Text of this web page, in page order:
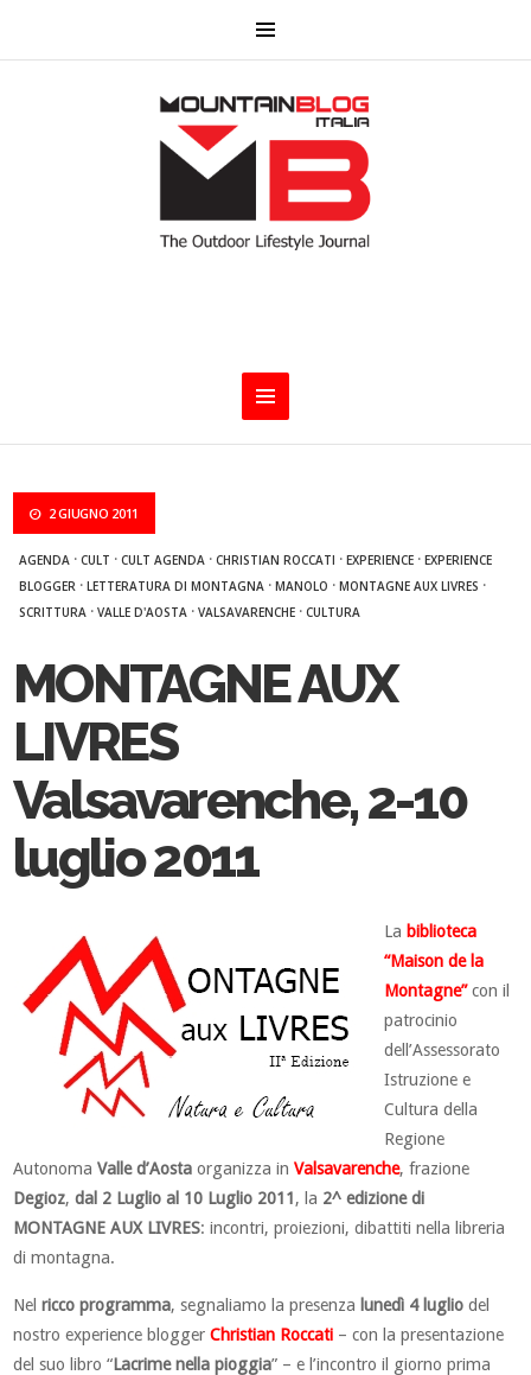
2 GIUGNO 2011
AGENDA ·CULT ·CULT AGENDA ·CHRISTIAN ROCCATI ·EXPERIENCE ·EXPERIENCE
BLOGGER ·LETTERATURA DI MONTAGNA ·MANOLO ·MONTAGNE AUX LIVRES ·
SCRITTURA ·VALLE D'AOSTA ·VALSAVARENCHE ·CULTURA
MONTAGNE AUX
LIVRES
Valsavarenche, 2-10
luglio 2011
La biblioteca
“Maison de la
Montagne”con il
patrocinio
dell’Assessorato
Istruzione e
Cultura della
Regione
AutonomaValle d’Aosta organizza inValsavarenche, frazione
Degioz,dal 2 Luglio al 10 Luglio 2011, la 2^ edizione di
MONTAGNE AUX LIVRES: incontri, proiezioni, dibattiti nella libreria
di montagna.
Nelricco programma, segnaliamo la presenza lunedì 4 luglio del
nostro experience bloggerChristian Roccati – con la presentazione
del suo libro “Lacrime nella pioggia” – e l’incontro il giorno prima